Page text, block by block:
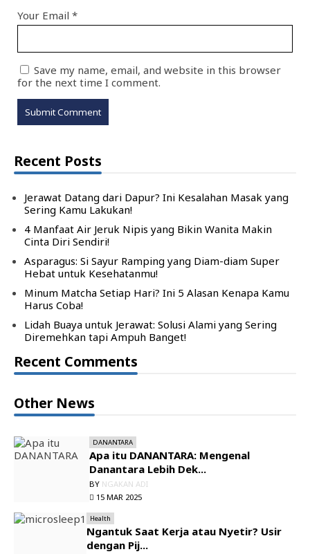
Your Email *
Save my name, email, and website in this browser
for the next time I comment.
Recent Posts
Jerawat Datang dari Dapur? Ini Kesalahan Masak yang
Sering Kamu Lakukan!
4 Manfaat Air Jeruk Nipis yang Bikin Wanita Makin
Cinta Diri Sendiri!
Asparagus: Si Sayur Ramping yang Diam-diam Super
Hebat untuk Kesehatanmu!
Minum Matcha Setiap Hari? Ini 5 Alasan Kenapa Kamu
Harus Coba!
Lidah Buaya untuk Jerawat: Solusi Alami yang Sering
Diremehkan tapi Ampuh Banget!
Recent Comments
Other News
DANANTARA
Apa itu DANANTARA: Mengenal
Danantara Lebih Dek...
BY NGAKAN ADI
15 MAR 2025
Health
Ngantuk Saat Kerja atau Nyetir? Usir
dengan Pij...